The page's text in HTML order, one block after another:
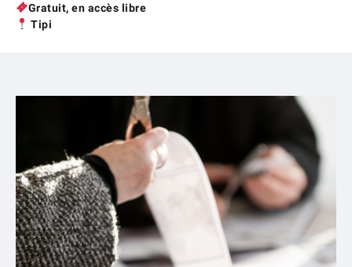
Gratuit, en accès libre
Tipi